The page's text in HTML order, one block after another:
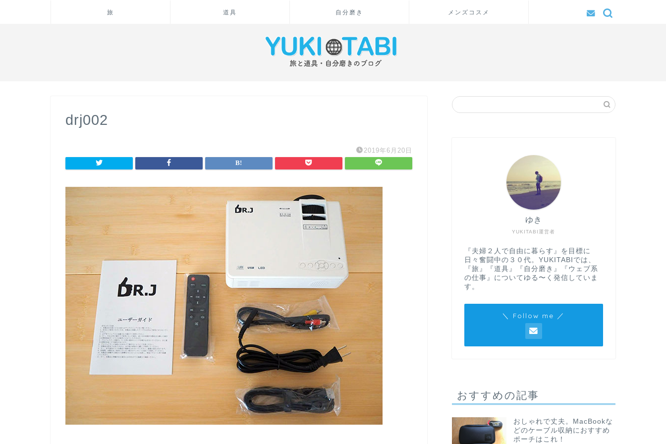
旅 道具 自分磨き メンズコスメ
drj002
2019年6月20日
YUKITABI運営者
ゆき
『夫婦２人で自由に暮らす』を目標に
日々奮闘中の３０代。YUKITABIでは、
『旅』『道具』『自分磨き』『ウェブ系
の仕事』についてゆる〜く発信していま
す。
＼ Follow me ／
おすすめの記事
おしゃれで丈夫。MacBookな
どのケーブル収納におすすめ
ポーチはこれ！